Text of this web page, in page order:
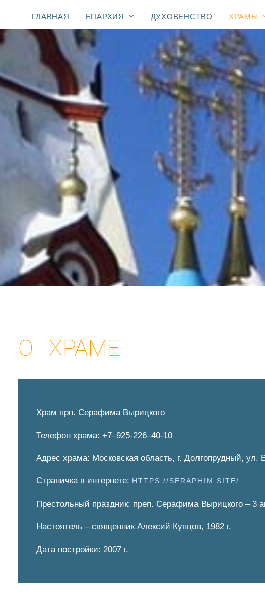
ГЛАВНАЯ ЕПАРХИЯ ДУХОВЕНСТВО ХРАМЫ
О ХРАМЕ
Храм прп. Серафима Вырицкого
Телефон храма: +7–925-226–40-10
Адрес храма: Московская область, г. Долгопрудный, ул.
Страничка в интернете: HTTPS://SERAPHIM.SITE/
Престольный праздник: преп. Серафима Вырицкого – 3
Настоятель – священник Алексий Купцов, 1982 г.
Дата постройки: 2007 г.